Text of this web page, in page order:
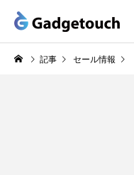
記事 セール情報